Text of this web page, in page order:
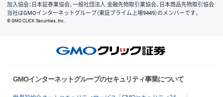
加入協会：日本証券業協会、一般社団法人 金融先物取引業協会、日本商品先物取引協会
当社はGMOインターネットグループ（東証プライム上場9449）のメンバーです。
© GMO CLICK Securities, Inc.
GMOインターネットグループのセキュリティ事業について